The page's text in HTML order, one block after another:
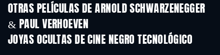
OTRAS PELÍCULAS DE ARNOLD SCHWARZENEGGER
& PAUL VERHOEVEN
JOYAS OCULTAS DE CINE NEGRO TECNOLÓGICO